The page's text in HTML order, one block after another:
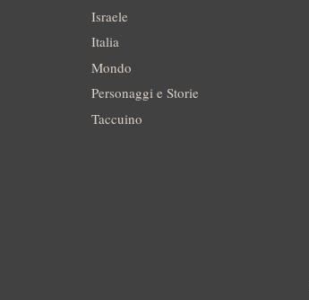
Israele
Italia
Mondo
Personaggi e Storie
Taccuino